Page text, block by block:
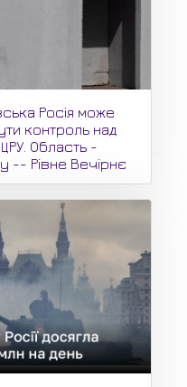
Росія може
контроль над
Область -
-- Рівне Вечірнє